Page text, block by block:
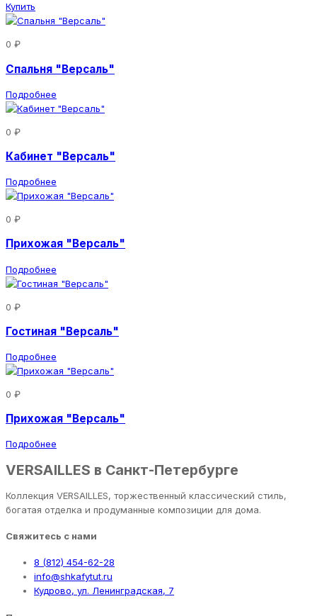
Купить
0 ₽
Спальня "Версаль"
Подробнее
0 ₽
Кабинет "Версаль"
Подробнее
0 ₽
Прихожая "Версаль"
Подробнее
0 ₽
Гостиная "Версаль"
Подробнее
0 ₽
Прихожая "Версаль"
Подробнее
VERSAILLES в Санкт-Петербурге
Коллекция VERSAILLES, торжественный классический стиль,
богатая отделка и продуманные композиции для дома.
Свяжитесь с нами
8 (812) 454-62-28
info@shkafytut.ru
Кудрово, ул. Ленинградская, 7